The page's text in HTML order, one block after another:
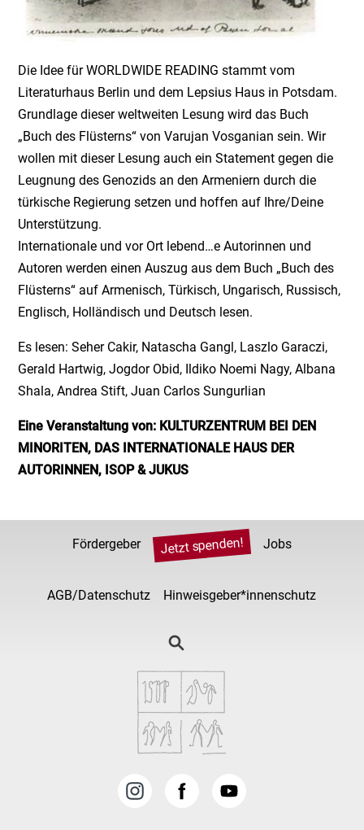
Die Idee für WORLDWIDE READING stammt vom
Literaturhaus Berlin und dem Lepsius Haus in Potsdam.
Grundlage dieser weltweiten Lesung wird das Buch
„Buch des Flüsterns“ von Varujan Vosganian sein. Wir
wollen mit dieser Lesung auch ein Statement gegen die
Leugnung des Genozids an den Armeniern durch die
türkische Regierung setzen und hoffen auf Ihre/Deine
Unterstützung.
Internationale und vor Ort lebend…e Autorinnen und
Autoren werden einen Auszug aus dem Buch „Buch des
Flüsterns“ auf Armenisch, Türkisch, Ungarisch, Russisch,
Englisch, Holländisch und Deutsch lesen.
Es lesen: Seher Cakir, Natascha Gangl, Laszlo Garaczi,
Gerald Hartwig, Jogdor Obid, Ildiko Noemi Nagy, Albana
Shala, Andrea Stift, Juan Carlos Sungurlian
Eine Veranstaltung von: KULTURZENTRUM BEI DEN
MINORITEN, DAS INTERNATIONALE HAUS DER
AUTORINNEN, ISOP & JUKUS
Fördergeber Jetzt spenden! Jobs
AGB/Datenschutz Hinweisgeber*innenschutz